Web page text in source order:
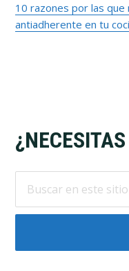
10 razones por las que
antiadherente en tu
Footer
este